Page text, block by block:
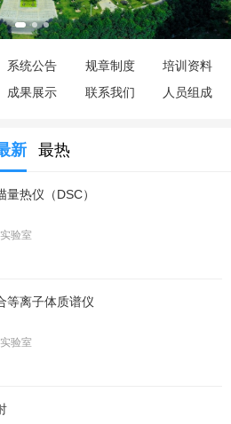
系统公告 规章制度
培训资料
成果展示 联系我们 人员组成
新 最热
量热仪（DSC）
验室
等离子体质谱仪
验室